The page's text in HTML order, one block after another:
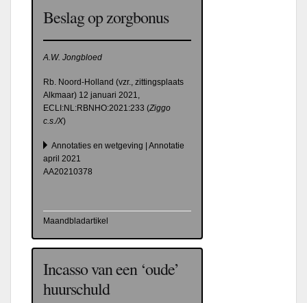
Beslag op zorgbonus
A.W. Jongbloed
Rb. Noord-Holland (vzr., zittingsplaats
Alkmaar) 12 januari 2021,
ECLI:NL:RBNHO:2021:233 (Ziggo
c.s./X)
Annotaties en wetgeving | Annotatie
april 2021
AA20210378
Maandbladartikel
Incasso van een ‘oude’
huurschuld